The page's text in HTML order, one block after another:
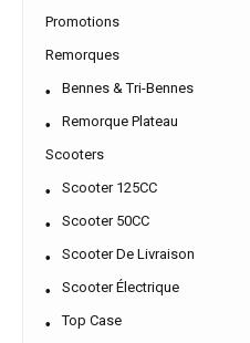
Promotions
Remorques
Bennes & Tri-Bennes
Remorque Plateau
Scooters
Scooter 125CC
Scooter 50CC
Scooter De Livraison
Scooter Électrique
Top Case